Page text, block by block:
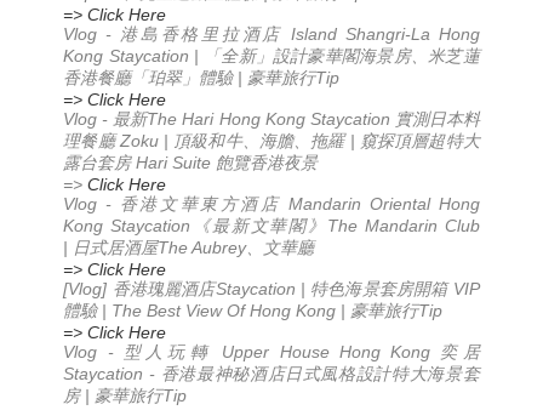
=> Click Here
Vlog - 港島香格里拉酒店 Island Shangri-La Hong
Kong Staycation | 「全新」設計豪華閣海景房、米芝蓮
香港餐廳「珀翠」體驗 | 豪華旅行Tip
=> Click Here
Vlog - 最新The Hari Hong Kong Staycation 實測日本料
理餐廳Zoku | 頂級和牛、海膽、拖羅| 窺探頂層超特大
露台套房Hari Suite 飽覽香港夜景
=>Click Here
Vlog - 香港文華東方酒店 Mandarin Oriental Hong
Kong Staycation 《最新文華閣》 The Mandarin Club
| 日式居酒屋The Aubrey、文華廳
=> Click Here
[Vlog] 香港瑰麗酒店Staycation | 特色海景套房開箱VIP
體驗| The Best View Of Hong Kong | 豪華旅行Tip
=> Click Here
Vlog -
型人玩轉 Upper House Hong Kong 奕居
Staycation - 香港最神秘酒店日式風格設計特大海景套
房| 豪華旅行Tip